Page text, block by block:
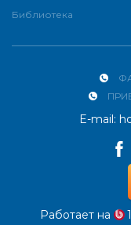
Библиотека
E-mail:
Работает на